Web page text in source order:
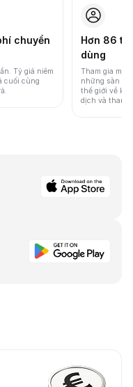
chuyển
Tỷ giá niêm
cuối cùng
Hơn 86
dùng
Tham gia một
những sàn
thế giới về
dịch và thanh